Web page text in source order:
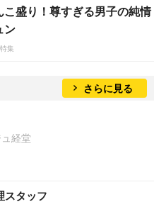
こ盛り！尊すぎる男子の純情
ン
集
さらに見る
経堂
スタッフ